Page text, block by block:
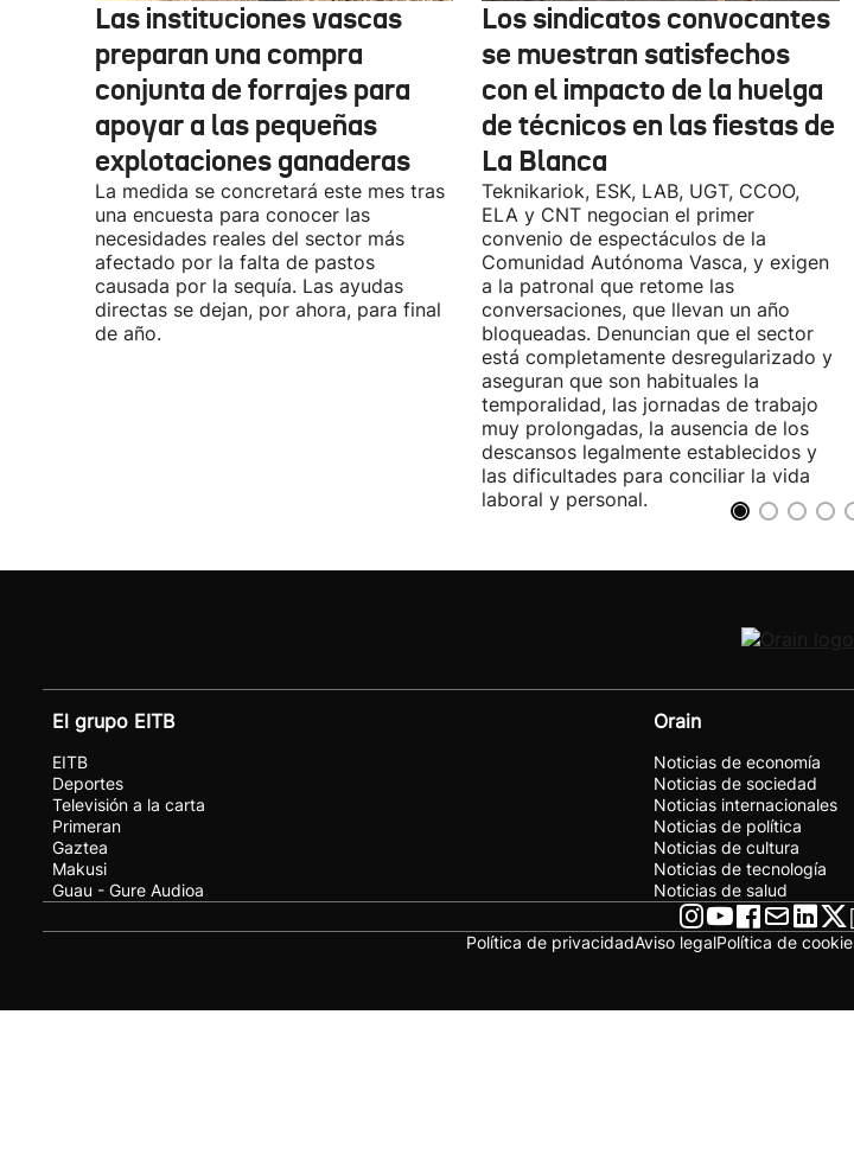
Las instituciones vascas
preparan una compra
conjunta de forrajes para
apoyar a las pequeñas
explotaciones ganaderas
La medida se concretará este mes tras
una encuesta para conocer las
necesidades reales del sector más
afectado por la falta de pastos
causada por la sequía. Las ayudas
directas se dejan, por ahora, para final
de año.
Los sindicatos convocantes
se muestran satisfechos
con el impacto de la huelga
de técnicos en las fiestas de
La Blanca
Teknikariok, ESK, LAB, UGT, CCOO,
ELA y CNT negocian el primer
convenio de espectáculos de la
Comunidad Autónoma Vasca, y exigen
a la patronal que retome las
conversaciones, que llevan un año
bloqueadas. Denuncian que el sector
está completamente desregularizado y
aseguran que son habituales la
temporalidad, las jornadas de trabajo
muy prolongadas, la ausencia de los
descansos legalmente establecidos y
las dificultades para conciliar la vida
laboral y personal.
El grupo EITB
EITB
Deportes
Televisión a la carta
Primeran
Gaztea
Makusi
Guau - Gure Audioa
Orain
Noticias de economía
Noticias de sociedad
Noticias internacionales
Noticias de política
Noticias de cultura
Noticias de tecnología
Noticias de salud
Política de privacidadAviso legalPolítica de